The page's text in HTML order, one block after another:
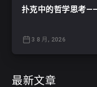
扑克中的哲学思考
3 8 月, 2026
最新文章